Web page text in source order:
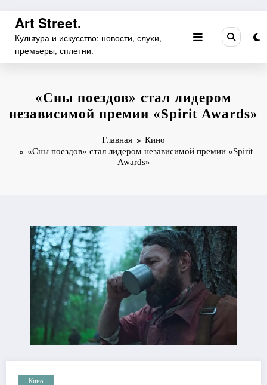
Перейти
содержимому
Art Street.
Культура и искусство: новости, слухи,
премьеры, сплетни.
«Сны поездов» стал лидером
независимой премии «Spirit Awards»
Главная
Кино
«Сны поездов» стал лидером независимой премии «Spirit
Awards»
Кино